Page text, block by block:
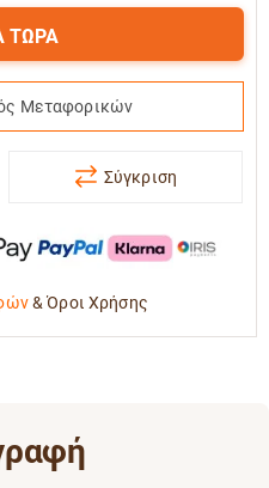
ΤΩΡΑ
Μεταφορικών
Σύγκριση
&Όροι Χρήσης